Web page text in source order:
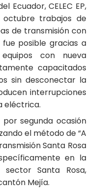
Ecuador, CELEC EP,
trabajos de
de transmisión con
fue posible gracias a
con nueva
capacitados
sin desconectar la
interrupciones
eléctrica.
segunda ocasión
el método de “A
Santa Rosa
en la
Santa Rosa,
Mejía.